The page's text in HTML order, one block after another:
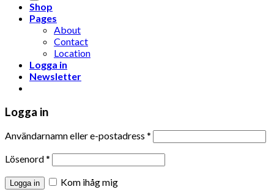
Shop
Pages
About
Contact
Location
Logga in
Newsletter
Logga in
Användarnamn eller e-postadress *
Lösenord*
Logga in Kom ihåg mig